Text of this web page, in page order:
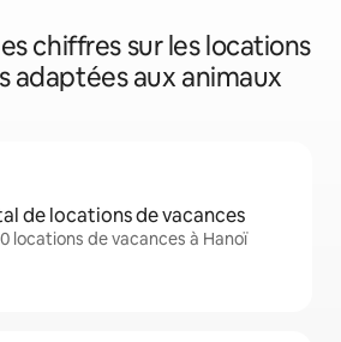
chiffres sur les locations
adaptées aux animaux
de locations de vacances
locations de vacances à Hanoï